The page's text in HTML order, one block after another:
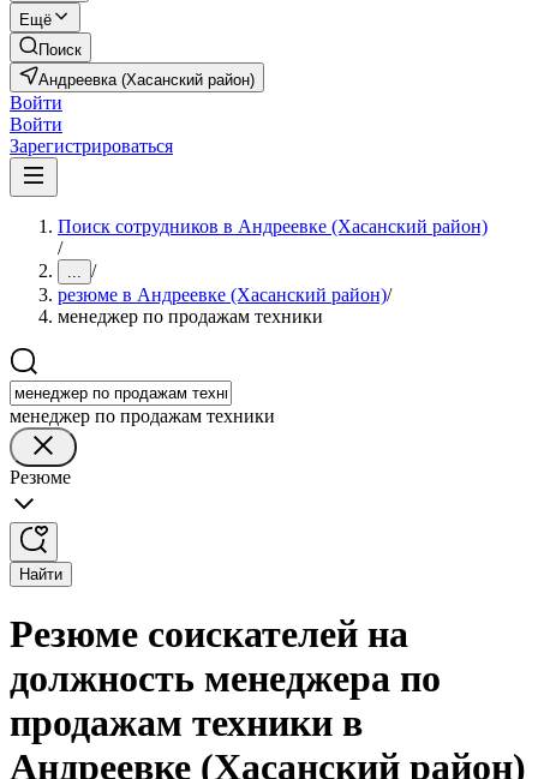
Ещё
Поиск
Андреевка (Хасанский район)
Войти
Войти
Зарегистрироваться
Поиск сотрудников в Андреевке (Хасанский район)
/
... /
резюме в Андреевке (Хасанский район)/
менеджер по продажам техники
менеджер по продажам техники
Резюме
Найти
Резюме соискателей на
должность менеджера по
продажам техники в
Андреевке (Хасанский район)